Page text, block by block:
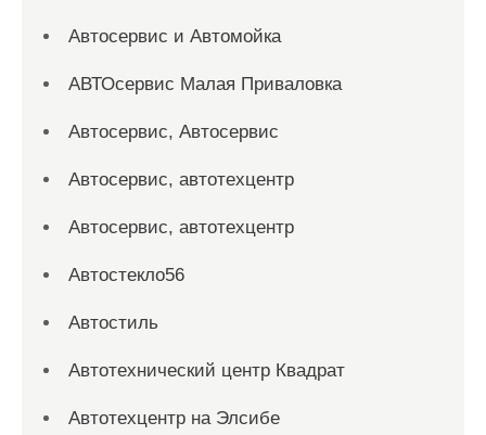
Автосервис и Автомойка
АВТОсервис Малая Приваловка
Автосервис, Автосервис
Автосервис, автотехцентр
Автосервис, автотехцентр
Автостекло56
Автостиль
Автотехнический центр Квадрат
Автотехцентр на Элсибе